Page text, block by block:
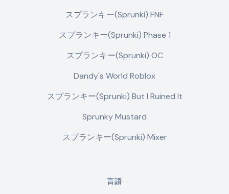
スプランキー(Sprunki) FNF
スプランキー(Sprunki) Phase 1
スプランキー(Sprunki) OC
Dandy's World Roblox
スプランキー(Sprunki) But I Ruined It
Sprunky Mustard
スプランキー(Sprunki) Mixer
言語